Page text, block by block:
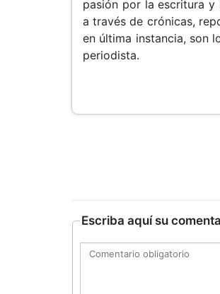
pasión por la escritura
a través de crónicas,
en última instancia, son
periodista.
Escriba aquí su